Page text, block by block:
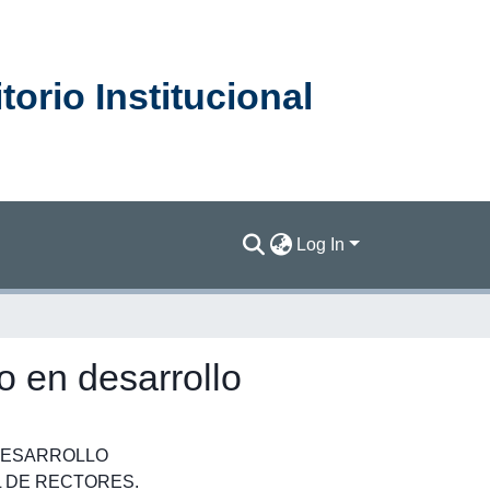
Institucional
Log In
en desarrollo
DE RECTORES.